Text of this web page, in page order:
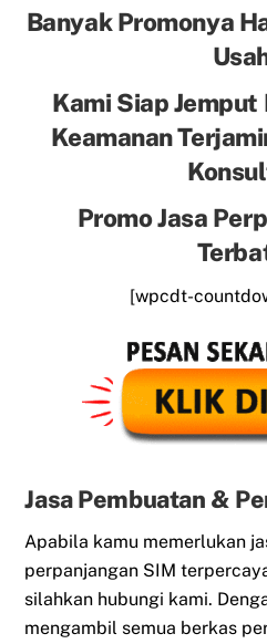
Banyak Promonya
Kami Siap Jemput
Keamanan
Promo Jasa
[wpcdt-
Jasa Pembuatan &
Apabila kamu memerlukan
perpanjangan SIM
silahkan hubungi kami.
mengambil semua berkas